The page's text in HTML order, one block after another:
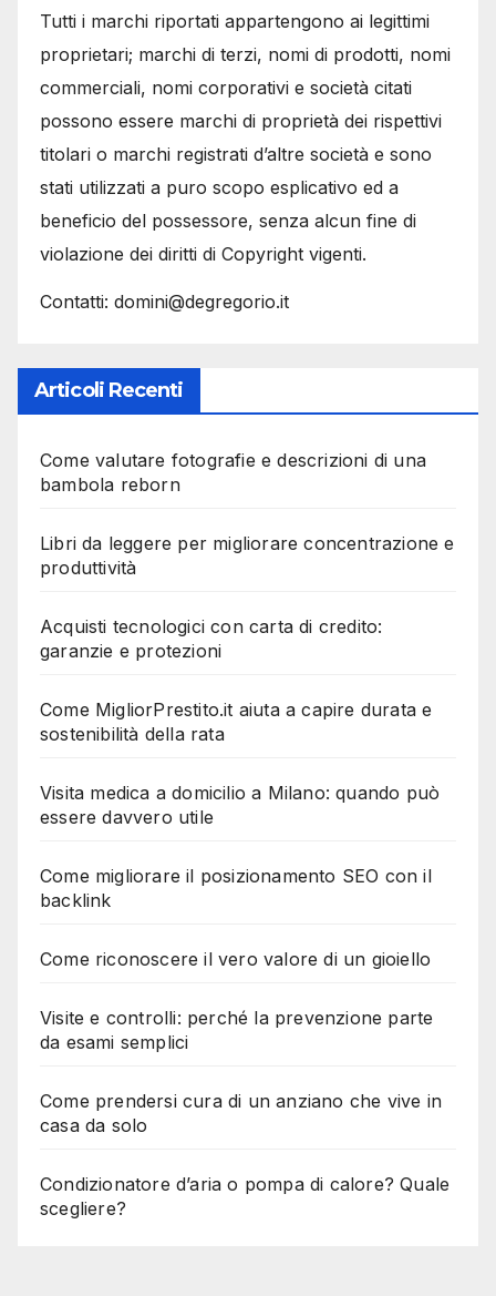
Tutti i marchi riportati appartengono ai legittimi
proprietari; marchi di terzi, nomi di prodotti, nomi
commerciali, nomi corporativi e società citati
possono essere marchi di proprietà dei rispettivi
titolari o marchi registrati d’altre società e sono
stati utilizzati a puro scopo esplicativo ed a
beneficio del possessore, senza alcun fine di
violazione dei diritti di Copyright vigenti.
Contatti: domini@degregorio.it
Articoli Recenti
Come valutare fotografie e descrizioni di una
bambola reborn
Libri da leggere per migliorare concentrazione e
produttività
Acquisti tecnologici con carta di credito:
garanzie e protezioni
Come MigliorPrestito.it aiuta a capire durata e
sostenibilità della rata
Visita medica a domicilio a Milano: quando può
essere davvero utile
Come migliorare il posizionamento SEO con il
backlink
Come riconoscere il vero valore di un gioiello
Visite e controlli: perché la prevenzione parte
da esami semplici
Come prendersi cura di un anziano che vive in
casa da solo
Condizionatore d’aria o pompa di calore? Quale
scegliere?